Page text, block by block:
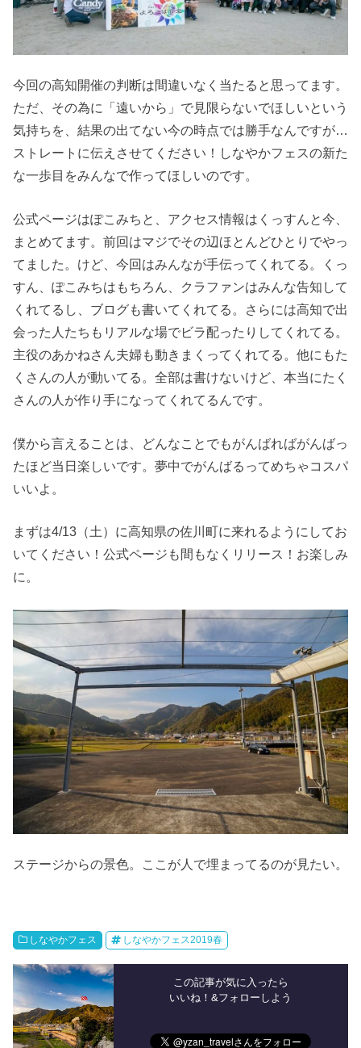
今回の高知開催の判断は間違いなく当たると思ってます。
ただ、その為に「遠いから」で見限らないでほしいという
気持ちを、結果の出てない今の時点では勝手なんですが…
ストレートに伝えさせてください！しなやかフェスの新た
な一歩目をみんなで作ってほしいのです。
公式ページはぽこみちと、アクセス情報はくっすんと今、
まとめてます。前回はマジでその辺ほとんどひとりでやっ
てました。けど、今回はみんなが手伝ってくれてる。くっ
すん、ぽこみちはもちろん、クラファンはみんな告知して
くれてるし、ブログも書いてくれてる。さらには高知で出
会った人たちもリアルな場でビラ配ったりしてくれてる。
主役のあかねさん夫婦も動きまくってくれてる。他にもた
くさんの人が動いてる。全部は書けないけど、本当にたく
さんの人が作り手になってくれてるんです。
僕から言えることは、どんなことでもがんばればがんばっ
たほど当日楽しいです。夢中でがんばるってめちゃコスパ
いいよ。
まずは4/13（土）に高知県の佐川町に来れるようにしてお
いてください！公式ページも間もなくリリース！お楽しみ
に。
ステージからの景色。ここが人で埋まってるのが見たい。
しなやかフェス しなやかフェス2019春
この記事が気に入ったら
いいね！&フォローしよう